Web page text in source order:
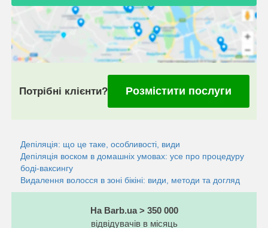
Потрібні клієнти? Розмістити послуги
Депіляція: що це таке, особливості, види
Депіляція воском в домашніх умовах: усе про процедуру
боді-ваксингу
Видалення волосся в зоні бікіні: види, методи та догляд
На Barb.ua > 350 000
відвідувачів в місяць